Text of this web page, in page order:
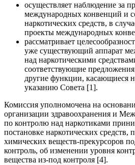
осуществляет наблюдение за
международных конвенций и
наркотических средств, в
проекты международных
рассматривает
уже существующий аппарат
над наркотическими
соответствующие
другие функции, касающиеся
указанию Совета [1].
Комиссия уполномочена на
организации здравоохранения и
по контролю над наркотиками
постановке наркотических средств,
химических веществ-прекурсоров
контроль, об изменении уровня
вещества из-под контроля [4].